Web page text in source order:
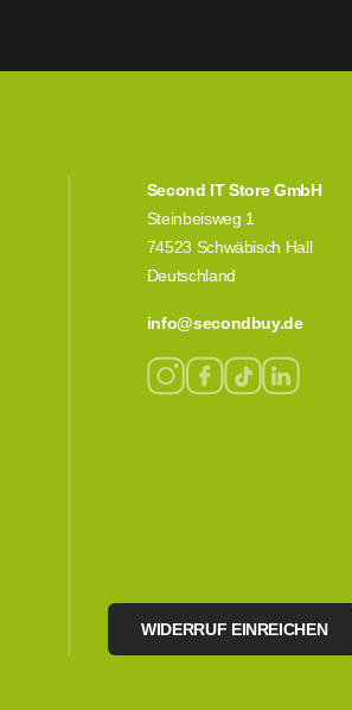
Second IT Store GmbH
Steinbeisweg 1
74523 Schwäbisch Hall
Deutschland
info@secondbuy.de
WIDERRUF EINREICHEN